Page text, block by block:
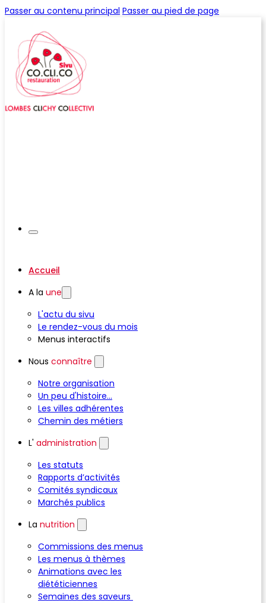
Passer au contenu principal Passer au pied de page
Accueil
A la une
L'actu du sivu
Le rendez-vous du mois
Menus interactifs
Nous connaître
Notre organisation
Un peu d'histoire...
Les villes adhérentes
Chemin des métiers
L' administration
Les statuts
Rapports d’activités
Comités syndicaux
Marchés publics
La nutrition
Commissions des menus
Les menus à thèmes
Animations avec les
diététiciennes
Semaines des saveurs